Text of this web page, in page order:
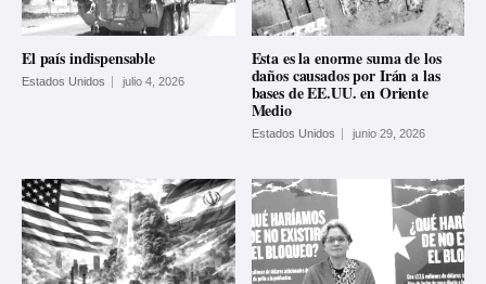
El país indispensable
Estados Unidos julio 4, 2026
Esta es la enorme suma de los
daños causados por Irán a las
bases de EE.UU. en Oriente
Medio
Estados Unidos junio 29, 2026